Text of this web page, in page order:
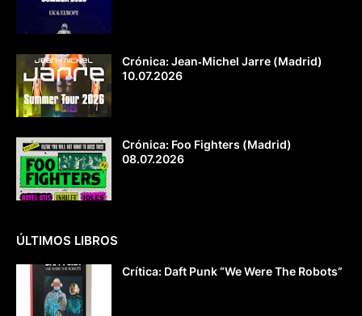
Crónica: Jean‐Michel Jarre (Madrid)
10.07.2026
Crónica: Foo Fighters (Madrid)
08.07.2026
ÚLTIMOS LIBROS
Crítica: Daft Punk “We Were The Robots”